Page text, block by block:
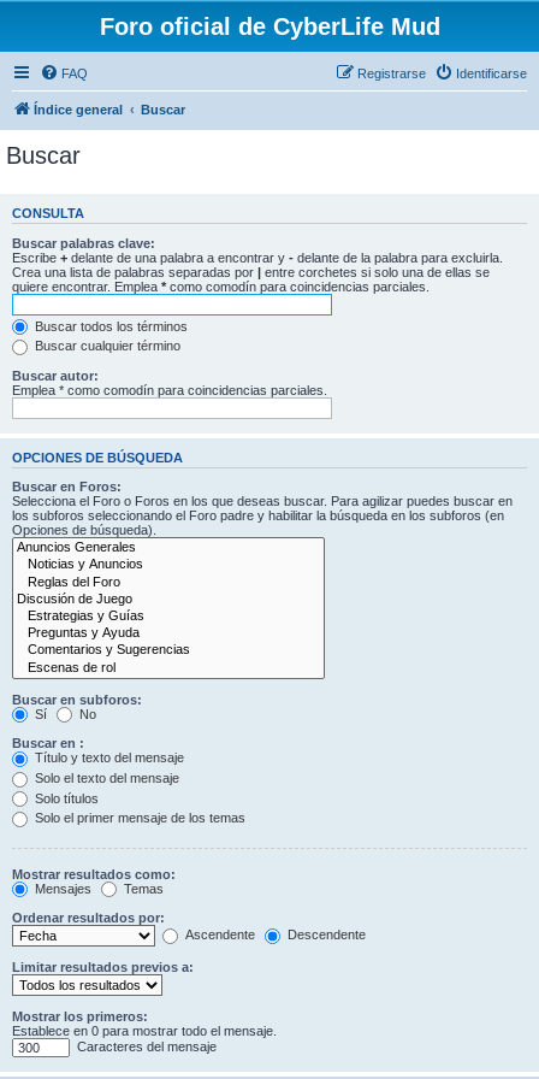
Foro oficial de CyberLife Mud
FAQ Identificarse
Registrarse
Índice general Buscar
Buscar
CONSULTA
Buscar palabras clave:
Escribe + delante de una palabra a encontrar y - delante de la palabra para excluirla.
Crea una lista de palabras separadas por | entre corchetes si solo una de ellas se
quiere encontrar. Emplea * como comodín para coincidencias parciales.
Buscar todos los términos
Buscar cualquier término
Buscar autor:
Emplea * como comodín para coincidencias parciales.
OPCIONES DE BÚSQUEDA
Buscar en Foros:
Selecciona el Foro o Foros en los que deseas buscar. Para agilizar puedes buscar en
los subforos seleccionando el Foro padre y habilitar la búsqueda en los subforos (en
Opciones de búsqueda).
Buscar en subforos:
Sí
No
Buscar en :
Título y texto del mensaje
Solo el texto del mensaje
Solo títulos
Solo el primer mensaje de los temas
Mostrar resultados como:
Mensajes
Temas
Ordenar resultados por:
Ascendente
Descendente
Limitar resultados previos a:
Mostrar los primeros:
Establece en 0 para mostrar todo el mensaje.
Caracteres del mensaje